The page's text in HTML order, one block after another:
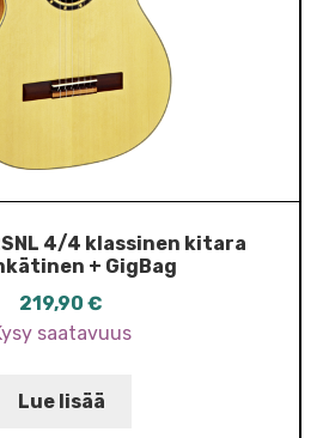
4/4 klassinen kitara
+ GigBag
219,90 €
saatavuus
Lue lisää